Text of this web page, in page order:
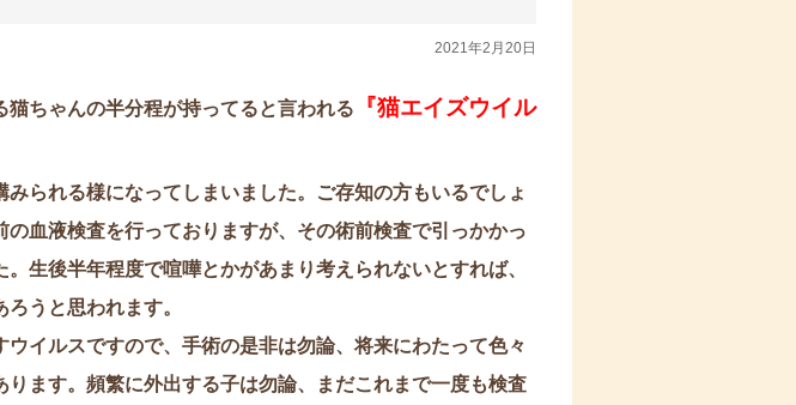
2021年2月20日
ちゃんの半分程が持ってると言われる
『猫エイズウイル
られる様になってしまいました。ご存知の方もいるでしょ
の血液検査を行っておりますが、その術前検査で引っかかっ
生後半年程度で喧嘩とかがあまり考えられないとすれば、
うと思われます。
イルスですので、手術の是非は勿論、将来にわたって色々
ます。 頻繁に外出する子は勿論、まだこれまで一度も検査